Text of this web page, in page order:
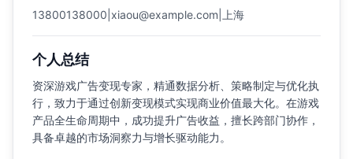
13800138000 xiaou@example.com 上海
个人总结
资深游戏广告变现专家，精通数据分析、策略制定与优化执
行，致力于通过创新变现模式实现商业价值最大化。在游戏
产品全生命周期中，成功提升广告收益，擅长跨部门协作，
具备卓越的市场洞察力与增长驱动能力。